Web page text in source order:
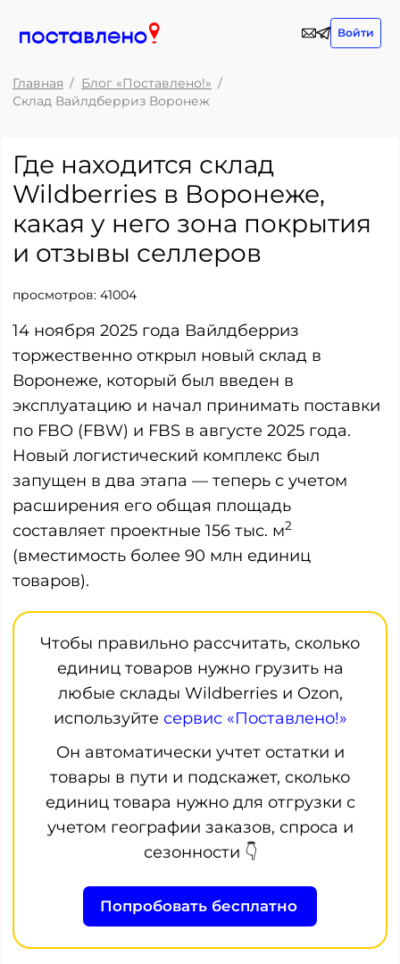
Войти
Главная
Блог «Поставлено!»
Склад Вайлдберриз Воронеж
Где находится склад
Wildberries в Воронеже,
какая у него зона покрытия
и отзывы селлеров
просмотров: 41004
14 ноября 2025 года Вайлдберриз
торжественно открыл новый склад в
Воронеже, который был введен в
эксплуатацию и начал принимать поставки
по FBO (FBW) и FBS в августе 2025 года.
Новый логистический комплекс был
запущен в два этапа — теперь с учетом
расширения его общая площадь
составляет проектные 156 тыс. м2
(вместимость более 90 млн единиц
товаров).
Чтобы правильно рассчитать, сколько
единиц товаров нужно грузить на
любые склады Wildberries и Ozon,
используйте сервис «Поставлено!»
Он автоматически учтет остатки и
товары в пути и подскажет, сколько
единиц товара нужно для отгрузки с
учетом географии заказов, спроса и
сезонности 👇
Попробовать бесплатно